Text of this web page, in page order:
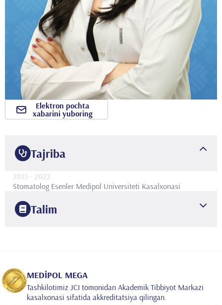
Tajriba
2015 - 2022
Stomatolog Esenler Medipol Universiteti Kasalxonasi
Talim
Elektron pochta
xabarini yuboring
MEDİPOL MEGA
Tashkilotimiz JCI tomonidan Akademik Tibbiyot Markazi
kasalxonasi sifatida akkreditatsiya qilingan.